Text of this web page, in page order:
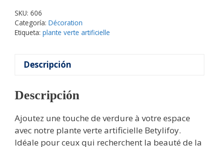
SKU: 606
Categoría: Décoration
Etiqueta: plante verte artificielle
Descripción
Descripción
Ajoutez une touche de verdure à votre espace
avec notre plante verte artificielle Betylifoy.
Idéale pour ceux qui recherchent la beauté de la